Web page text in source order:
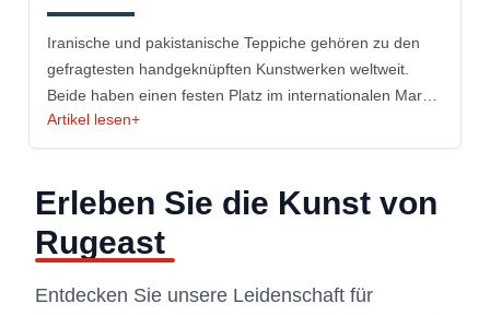
Iranische und pakistanische Teppiche gehören zu den
gefragtesten handgeknüpften Kunstwerken weltweit.
Beide haben einen festen Platz im internationalen Markt,
unterscheiden sich jedoch deutlich in Stil, Geschichte
und Wert.
Artikel lesen+
Erleben Sie die Kunst von
Rugeast
Entdecken Sie unsere Leidenschaft für